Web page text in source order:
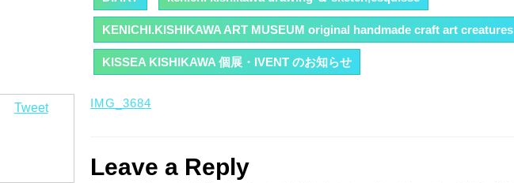
KENICHI.KISHIKAWA ART MUSEUM original handmade craft art creatures
KISSEA KISHIKAWA 個展・IVENT のお知らせ
Tweet IMG_3684
Leave a Reply